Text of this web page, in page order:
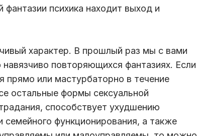
фантазии психика находит выход и
характер. В прошлый раз мы с вами
повторяющихся фантазиях. Если
прямо или мастурбаторно в течение
остальные формы сексуальной
способствует ухудшению
семейного функционирования, а также